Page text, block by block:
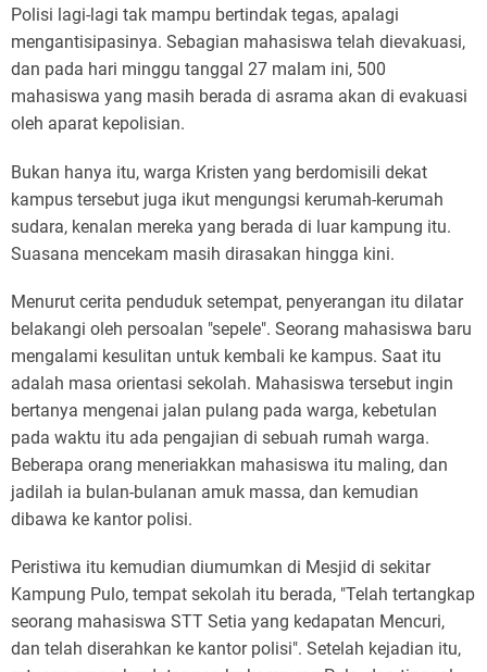
Polisi lagi-lagi tak mampu bertindak tegas, apalagi
mengantisipasinya. Sebagian mahasiswa telah dievakuasi,
dan pada hari minggu tanggal 27 malam ini, 500
mahasiswa yang masih berada di asrama akan di evakuasi
oleh aparat kepolisian.
Bukan hanya itu, warga Kristen yang berdomisili dekat
kampus tersebut juga ikut mengungsi kerumah-kerumah
sudara, kenalan mereka yang berada di luar kampung itu.
Suasana mencekam masih dirasakan hingga kini.
Menurut cerita penduduk setempat, penyerangan itu dilatar
belakangi oleh persoalan "sepele". Seorang mahasiswa baru
mengalami kesulitan untuk kembali ke kampus. Saat itu
adalah masa orientasi sekolah. Mahasiswa tersebut ingin
bertanya mengenai jalan pulang pada warga, kebetulan
pada waktu itu ada pengajian di sebuah rumah warga.
Beberapa orang meneriakkan mahasiswa itu maling, dan
jadilah ia bulan-bulanan amuk massa, dan kemudian
dibawa ke kantor polisi.
Peristiwa itu kemudian diumumkan di Mesjid di sekitar
Kampung Pulo, tempat sekolah itu berada, "Telah tertangkap
seorang mahasiswa STT Setia yang kedapatan Mencuri,
dan telah diserahkan ke kantor polisi". Setelah kejadian itu,